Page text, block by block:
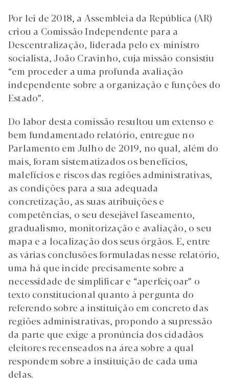
Por lei de 2018, a Assembleia da República (AR)
criou a Comissão Independente para a
Descentralização, liderada pelo ex-ministro
socialista, João Cravinho, cuja missão consistiu
“em proceder a uma profunda avaliação
independente sobre a organização e funções do
Estado”.
Do labor desta comissão resultou um extenso e
bem fundamentado relatório, entregue no
Parlamento em Julho de 2019, no qual, além do
mais, foram sistematizados os benefícios,
malefícios e riscos das regiões administrativas,
as condições para a sua adequada
concretização, as suas atribuições e
competências, o seu desejável faseamento,
gradualismo, monitorização e avaliação, o seu
mapa e a localização dos seus órgãos. E, entre
as várias conclusões formuladas nesse relatório,
uma há que incide precisamente sobre a
necessidade de simplificar e “aperfeiçoar” o
texto constitucional quanto à pergunta do
referendo sobre a instituição em concreto das
regiões administrativas, propondo a supressão
da parte que exige a pronúncia dos cidadãos
eleitores recenseados na área sobre a qual
respondem sobre a instituição de cada uma
delas.